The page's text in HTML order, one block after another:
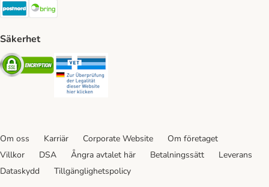
Postnord Shipping Method
Säkerhet
Security
Om oss Karriär Corporate Website
Om företaget
Villkor
DSA Ångra avtalet här Betalningssätt
Leverans
Dataskydd
Tillgänglighetspolicy